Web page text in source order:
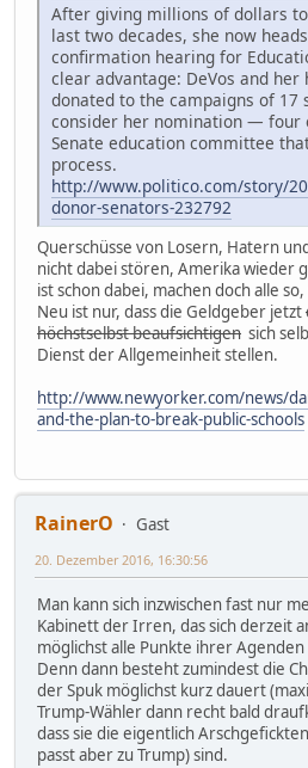
After giving millions of dollars
last two decades, she now
confirmation hearing for
clear advantage: DeVos and her
donated to the campaigns of 17
consider her nomination — four
Senate education committee
process.
http://www.politico.com/story/
donor-senators-232792
Querschüsse von Losern, Hatern
nicht dabei stören, Amerika wieder
ist schon dabei, machen doch alle
Neu ist nur, dass die Geldgeber jetzt
höchstselbst beaufsichtigen sich
Dienst der Allgemeinheit stellen.
http://www.newyorker.com/news/
and-the-plan-to-break-public-schools
RainerO
Gast
20. Dezember 2016, 16:30:56
Man kann sich inzwischen fast nur
Kabinett der Irren, das sich derzeit
möglichst alle Punkte ihrer
Denn dann besteht zumindest die
der Spuk möglichst kurz dauert
Trump-Wähler dann recht bald
dass sie die eigentlich
passt aber zu Trump) sind.